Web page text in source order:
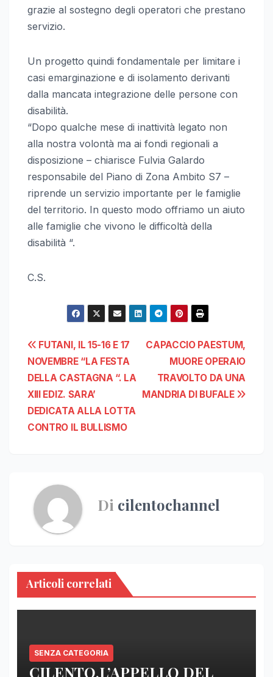
grazie al sostegno degli operatori che prestano
servizio.
Un progetto quindi fondamentale per limitare i
casi emarginazione e di isolamento derivanti
dalla mancata integrazione delle persone con
disabilità.
“Dopo qualche mese di inattività legato non
alla nostra volontà ma ai fondi regionali a
disposizione – chiarisce Fulvia Galardo
responsabile del Piano di Zona Ambito S7 –
riprende un servizio importante per le famiglie
del territorio. In questo modo offriamo un aiuto
alle famiglie che vivono le difficoltà della
disabilità “.
C.S.
Navigazione
articoli
CAPACCIO PAESTUM,
MUORE OPERAIO
TRAVOLTO DA UNA
MANDRIA DI BUFALE
FUTANI, IL 15-16 E 17
NOVEMBRE “LA FESTA
DELLA CASTAGNA “. LA
XIII EDIZ. SARA’
DEDICATA ALLA LOTTA
CONTRO IL BULLISMO
Di cilentochannel
Articoli correlati
SENZA CATEGORIA
CILENTO,L’APPELLO DEL